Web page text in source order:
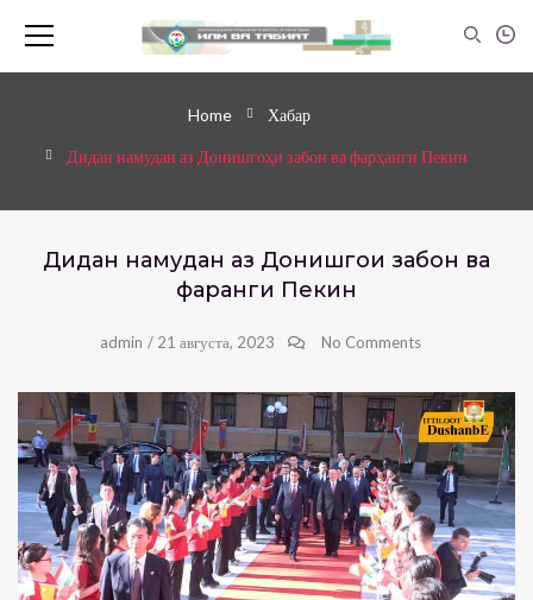
Home Хабар
Дидан намудан аз Донишгоҳи забон ва фарҳанги Пекин
Дидан намудан аз Донишгоҳи забон ва
фарҳанги Пекин
admin / 21 августа, 2023 No Comments